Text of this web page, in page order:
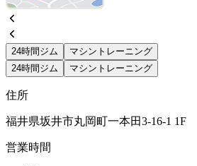
24時間ジム
マシントレーニング
24時間ジム
マシントレーニング
住所
福井県坂井市丸岡町一本田3-16-1 1F
営業時間